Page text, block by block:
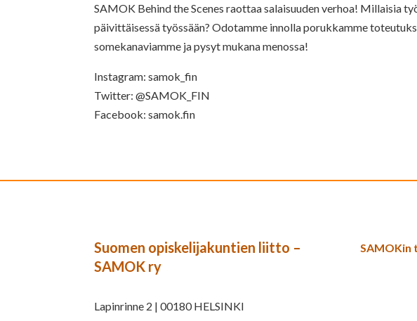
SAMOK Behind the Scenes raottaa salaisuuden verhoa! Millaisia
päivittäisessä työssään? Odotamme innolla porukkamme
somekanaviamme ja pysyt mukana menossa!
Instagram: samok_fin
Twitter: @SAMOK_FIN
Facebook: samok.fin
Suomen opiskelijakuntien liitto –
SAMOK ry
Lapinrinne 2 | 00180 HELSINKI
SAMOKin